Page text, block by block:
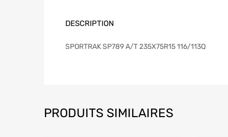
DESCRIPTION
SPORTRAK SP789 A/T 235X75R15 116/113Q
PRODUITS SIMILAIRES